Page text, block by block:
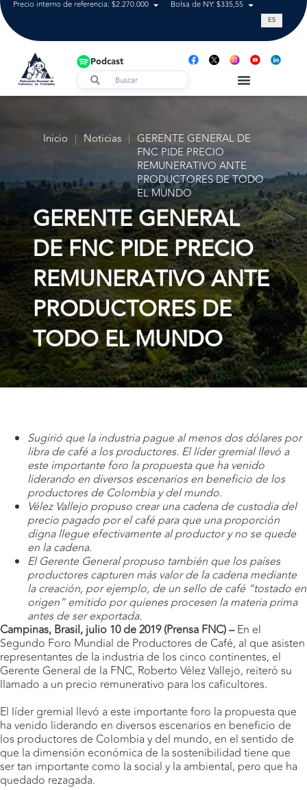
Precio interno de referencia: $2.270.000 Bolsa de NY: $335,55 Tasa de
ES
Podcast
Inicio | Noticias | GERENTE GENERAL DE
FNC PIDE PRECIO
REMUNERATIVO ANTE
PRODUCTORES DE TODO
EL MUNDO
GERENTE GENERAL
DE FNC PIDE PRECIO
REMUNERATIVO ANTE
PRODUCTORES DE
TODO EL MUNDO
Sugirió que la industria pague al menos dos dólares por
libra de café a los productores. El líder gremial llevó a
este importante foro la propuesta que ha venido
liderando en diversos escenarios en beneficio de los
productores de Colombia y del mundo.
Vélez Vallejo propuso crear una cadena de custodia del
precio pagado por el café para que una proporción
digna llegue efectivamente al productor y no se quede
en la cadena.
El Gerente General propuso también que los países
productores capturen más valor de la cadena mediante
la creación, por ejemplo, de un sello de café “tostado en
origen” emitido por quienes procesen la materia prima
antes de ser exportada.
Campinas, Brasil, julio 10 de 2019 (Prensa FNC) –En el
Segundo Foro Mundial de Productores de Café, al que asisten
representantes de la industria de los cinco continentes, el
Gerente General de la FNC, Roberto Vélez Vallejo, reiteró su
llamado a un precio remunerativo para los caficultores.
El líder gremial llevó a este importante foro la propuesta que
ha venido liderando en diversos escenarios en beneficio de
los productores de Colombia y del mundo, en el sentido de
que la dimensión económica de la sostenibilidad tiene que
ser tan importante como la social y la ambiental, pero que ha
quedado rezagada.